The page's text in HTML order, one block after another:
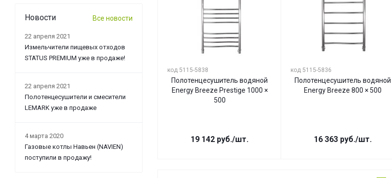
код 5115-5838
Полотенцесушитель водяной
Energy Breeze Prestige 1000 ×
500
19 142 руб./шт.
код 5115-5836
Полотенцесушитель водяной
Energy Breeze 800 × 500
16 363 руб./шт.
Новости Все новости
22 апреля 2021
Измельчители пищевых отходов
STATUS PREMIUM уже в продаже!
22 апреля 2021
Полотенцесушители и смесители
LEMARK уже в продаже
4 марта 2020
Газовые котлы Навьен (NAVIEN)
поступили в продажу!